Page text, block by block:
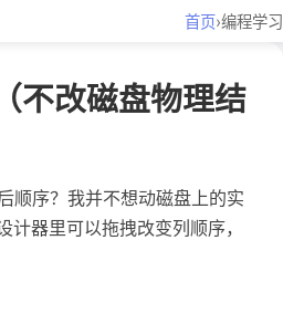
首页›编程学习
不改磁盘物理结
顺序？我并不想动磁盘上的实
器里可以拖拽改变列顺序，